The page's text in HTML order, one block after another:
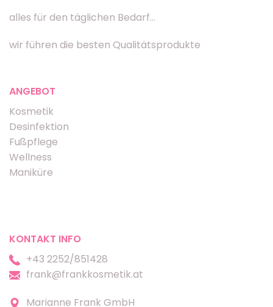
alles für den täglichen Bedarf...
wir führen die besten Qualitätsprodukte
ANGEBOT
Kosmetik
Desinfektion
Fußpflege
Wellness
Maniküre
KONTAKT INFO
+43 2252/851428
frank@frankkosmetik.at
Marianne Frank GmbH